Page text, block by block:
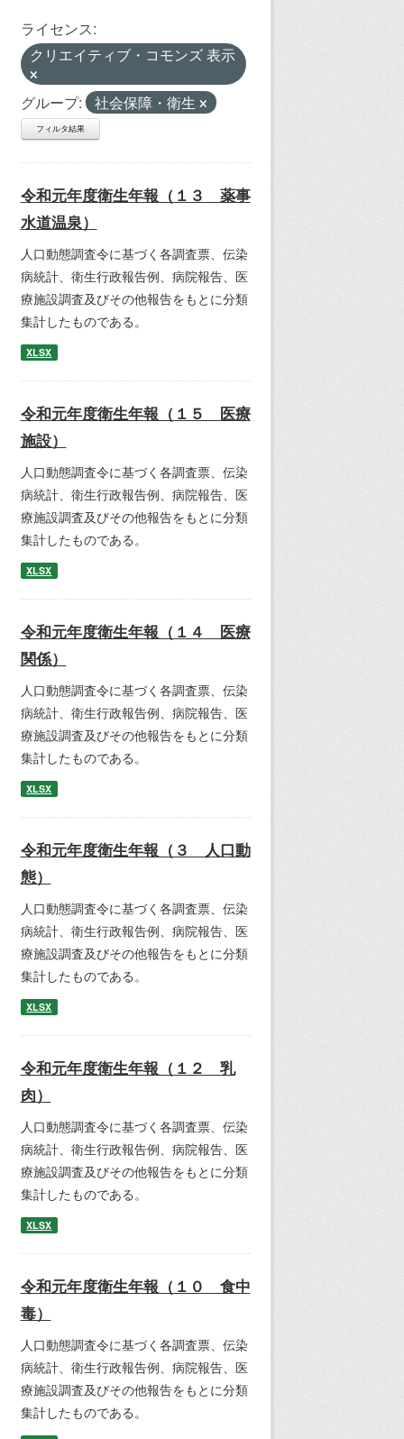
ライセンス:
クリエイティブ・コモンズ 表示
グループ: 社会保障・衛生
フィルタ結果
令和元年度衛生年報（１３ 薬事
水道温泉）
人口動態調査令に基づく各調査票、伝染
病統計、衛生行政報告例、病院報告、医
療施設調査及びその他報告をもとに分類
集計したものである。
XLSX
令和元年度衛生年報（１５ 医療
施設）
人口動態調査令に基づく各調査票、伝染
病統計、衛生行政報告例、病院報告、医
療施設調査及びその他報告をもとに分類
集計したものである。
XLSX
令和元年度衛生年報（１４ 医療
関係）
人口動態調査令に基づく各調査票、伝染
病統計、衛生行政報告例、病院報告、医
療施設調査及びその他報告をもとに分類
集計したものである。
XLSX
令和元年度衛生年報（３ 人口動
態）
人口動態調査令に基づく各調査票、伝染
病統計、衛生行政報告例、病院報告、医
療施設調査及びその他報告をもとに分類
集計したものである。
XLSX
令和元年度衛生年報（１２ 乳
肉）
人口動態調査令に基づく各調査票、伝染
病統計、衛生行政報告例、病院報告、医
療施設調査及びその他報告をもとに分類
集計したものである。
XLSX
令和元年度衛生年報（１０ 食中
毒）
人口動態調査令に基づく各調査票、伝染
病統計、衛生行政報告例、病院報告、医
療施設調査及びその他報告をもとに分類
集計したものである。